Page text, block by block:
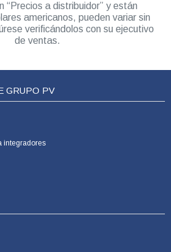
“Precios a distribuidor” y están
americanos, pueden variar sin
verificándolos con su ejecutivo
de ventas.
GRUPO PV
integradores